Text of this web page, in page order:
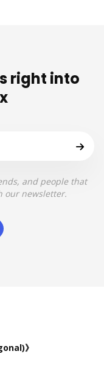
right into
and people that
our newsletter.
》